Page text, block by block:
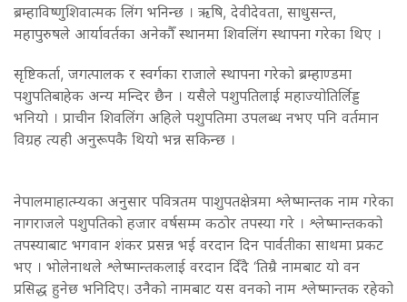
ब्रम्हाविष्णुशिवात्मक लिंग भनिन्छ । ऋषि, देवीदेवता, साधुसन्त,
महापुरुषले आर्यावर्तका अनेकौँ स्थानमा शिवलिंग स्थापना गरेका थिए ।
सृष्टिकर्ता, जगत्पालक र स्वर्गका राजाले स्थापना गरेको ब्रम्हाण्डमा
पशुपतिबाहेक अन्य मन्दिर छैन । यसैले पशुपतिलाई महाज्योतिर्लिड्ड
भनियो । प्राचीन शिवलिंग अहिले पशुपतिमा उपलब्ध नभए पनि वर्तमान
विग्रह त्यही अनुरूपकै थियो भन्न सकिन्छ ।
नेपालमाहात्म्यका अनुसार पवित्रतम पाशुपतक्षेत्रमा श्लेष्मान्तक नाम गरेका
नागराजले पशुपतिको हजार वर्षसम्म कठोर तपस्या गरे । श्लेष्मान्तकको
तपस्याबाट भगवान शंकर प्रसन्न भई वरदान दिन पार्वतीका साथमा प्रकट
भए । भोलेनाथले श्लेष्मान्तकलाई वरदान दिँदै ‘तिम्रै नामबाट यो वन
प्रसिद्ध हुनेछ भनिदिए। उनैको नामबाट यस वनको नाम श्लेष्मान्तक रहेको